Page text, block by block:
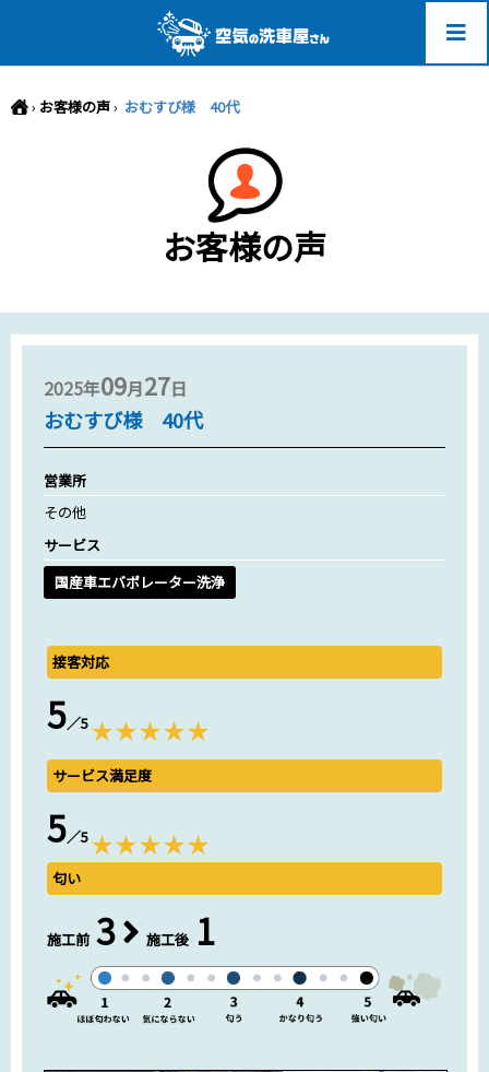
› お客様の声› おむすび様 40代
お客様の声
2025年09月27日
おむすび様 40代
営業所
その他
サービス
国産車エバポレーター洗浄
接客対応
5／5
サービス満足度
5／5
匂い
施工前 3 施工後 1